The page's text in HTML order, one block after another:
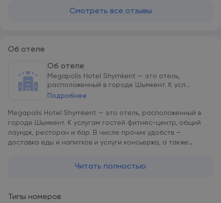
Смотреть все отзывы
Об отеле
Об отеле
Megapolis Hotel Shymkent — это отель,
расположенный в городе Шымкент. К усл...
Подробнее
Megapolis Hotel Shymkent — это отель, расположенный в
городе Шымкент. К услугам гостей фитнес-центр, общий
лаундж, ресторан и бар. В числе прочих удобств —
доставка еды и напитков и услуги консьержа, а также
числе удобств — бесплатная частная парковка и бизнес-
Читать полностью
Типы номеров